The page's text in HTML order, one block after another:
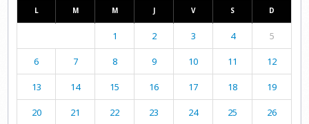
L M M J V S D
1 2 3 4 5
6 7 8 9 10 11 12
13 14 15 16 17 18 19
20 21 22 23 24 25 26